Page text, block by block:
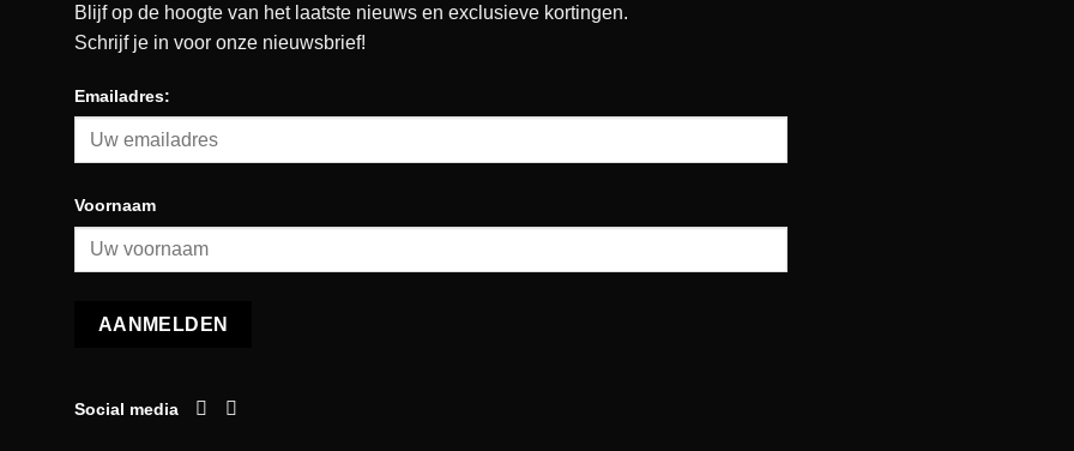
Blijf op de hoogte van het laatste nieuws en exclusieve kortingen.
Schrijf je in voor onze nieuwsbrief!
Emailadres:
Voornaam
Social media